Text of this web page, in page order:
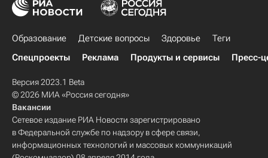
Образование Детские вопросы Здоровье
Теги
Спецпроекты
Реклама Продукты и сервисы Пресс-
Версия 2023.1 Beta
© 2026 МИА «Россия сегодня»
Вакансии
Сетевое издание РИА Новости зарегистрировано
в Федеральной службе по надзору в сфере связи,
информационных технологий и массовых коммуникаций